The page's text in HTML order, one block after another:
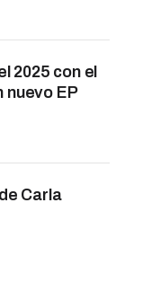
2025 con el
nuevo EP
Carla